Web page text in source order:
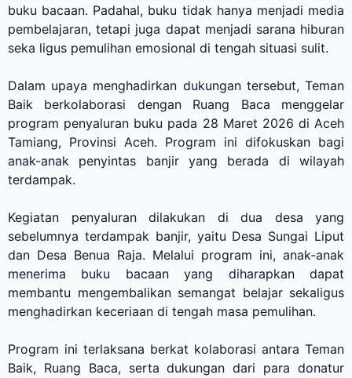
buku bacaan. Padahal, buku tidak hanya menjadi media
pembelajaran, tetapi juga dapat menjadi sarana hiburan
seka ligus pemulihan emosional di tengah situasi sulit.
Dalam upaya menghadirkan dukungan tersebut, Teman
Baik berkolaborasi dengan Ruang Baca menggelar
program penyaluran buku pada 28 Maret 2026 di Aceh
Tamiang, Provinsi Aceh. Program ini difokuskan bagi
anak-anak penyintas banjir yang berada di wilayah
terdampak.
Kegiatan penyaluran dilakukan di dua desa yang
sebelumnya terdampak banjir, yaitu Desa Sungai Liput
dan Desa Benua Raja. Melalui program ini, anak-anak
menerima buku bacaan yang diharapkan dapat
membantu mengembalikan semangat belajar sekaligus
menghadirkan keceriaan di tengah masa pemulihan.
Program ini terlaksana berkat kolaborasi antara Teman
Baik, Ruang Baca, serta dukungan dari para donatur